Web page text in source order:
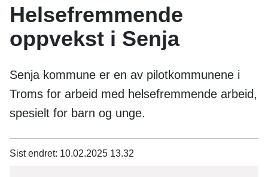
a
k
o
m
m
u
her:
Helsefremmende
oppvekst i Senja
Senja kommune er en av pilotkommunene i
Troms for arbeid med helsefremmende arbeid,
spesielt for barn og unge.
Sist endret 10.02.2025 13.32